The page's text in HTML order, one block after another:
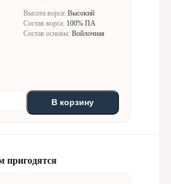
Высота ворса: Высокий
Состав ворса: 100% ПА
Состав основы: Войлочная
В корзину
пригодятся